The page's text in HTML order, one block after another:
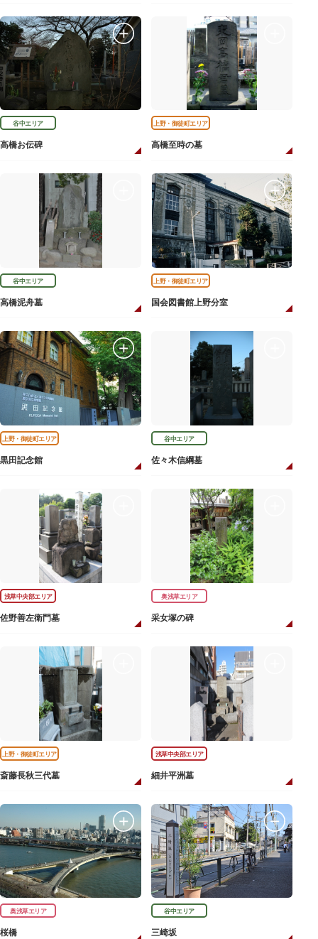
谷中エリア
高橋お伝碑
上野・御徒町エリア
高橋至時の墓
谷中エリア
高橋泥舟墓
上野・御徒町エリア
国会図書館上野分室
上野・御徒町エリア
黒田記念館
谷中エリア
佐々木信綱墓
浅草中央部エリア
佐野善左衛門墓
奥浅草エリア
采女塚の碑
上野・御徒町エリア
斎藤長秋三代墓
浅草中央部エリア
細井平洲墓
奥浅草エリア
桜橋
谷中エリア
三崎坂